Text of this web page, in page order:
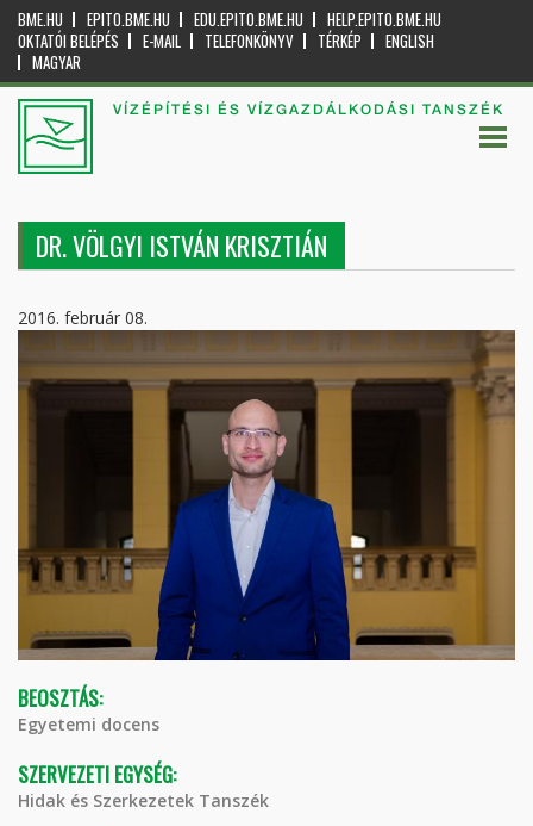
BME.HU EPITO.BME.HU EDU.EPITO.BME.HU
HELP.EPITO.BME.HU
OKTATÓI BELÉPÉS
E-MAIL TELEFONKÖNYV TÉRKÉP
ENGLISH
MAGYAR
VÍZÉPÍTÉSI ÉS VÍZGAZDÁLKODÁSI TANSZÉK
DR. VÖLGYI ISTVÁN KRISZTIÁN
2016. február 08.
BEOSZTÁS:
Egyetemi docens
SZERVEZETI EGYSÉG:
Hidak és Szerkezetek Tanszék